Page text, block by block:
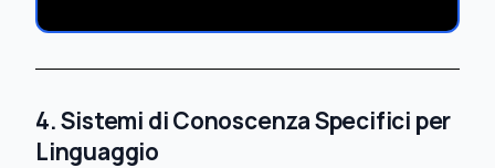
4. Sistemi di Conoscenza Specifici per
Linguaggio